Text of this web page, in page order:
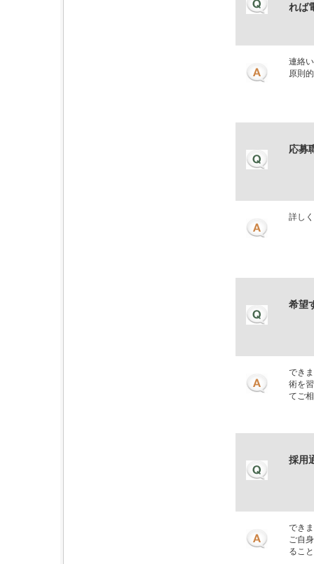
れば
連絡
原則
応募
詳し
希望
でき
術を
てご
採用
でき
ご自
るこ